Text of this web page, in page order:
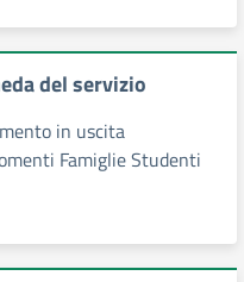
del servizio
in uscita
Famiglie Studenti